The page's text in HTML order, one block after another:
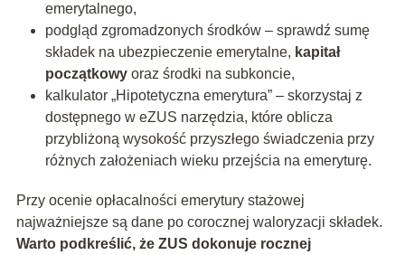
emerytalnego,
podgląd zgromadzonych środków – sprawdź sumę
składek na ubezpieczenie emerytalne, kapitał
początkowyoraz środki na subkoncie,
kalkulator „Hipotetyczna emerytura” – skorzystaj z
dostępnego w eZUS narzędzia, które oblicza
przybliżoną wysokość przyszłego świadczenia przy
różnych założeniach wieku przejścia na emeryturę.
Przy ocenie opłacalności emerytury stażowej
najważniejsze są dane po corocznej waloryzacji składek.
Warto podkreślić, że ZUS dokonuje rocznej